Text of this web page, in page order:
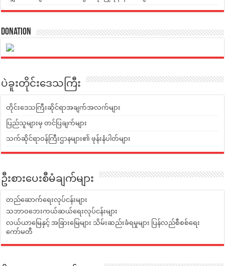
Donation
ပဲခူးတိုင်းဒေသကြီး
တိုင်းဒေသကြီးဆိုင်ရာအချက်အလက်များ
ပြည်သူများမှ တင်ပြချက်များ
သက်ဆိုင်ရာဝန်ကြီးဌာနများ၏ ဖုန်းနံပါတ်များ
ဦးစားပေးစီမံချက်များ
တည်ဆောက်ရေးလုပ်ငန်းများ
သဘာဝဘေးကယ်ဆယ်ရေးလုပ်ငန်းများ
လယ်ယာမြေနှင့် အခြားမြေများ သိမ်းဆည်းခံရမှုများ ပြန်လည်စီစစ်ရေး
ကော်မတီ